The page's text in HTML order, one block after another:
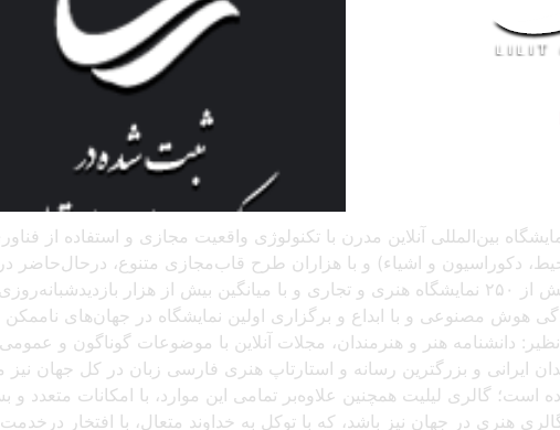
نمایشگاه بین‌المللی آنلاین مدرن با تکنولوژی واقعیت مجازی و
دکوراسیون و اشیاء) و با هزاران طرح قاب‌مجازی متنوع، درحال‌حاضر
در کل جهان می‌باشد، که باتجربهٔ برگزاری بیش از ۲۵۰ نمایشگاه هنری و تجاری و با
هوش مصنوعی و با ابداع و برگزاری اولین نمایشگاه در جهان‌های
دانشنامه هنر و هنرمندان، مجلات آنلاین با موضوعات گوناگون و
ایرانی و بزرگترین رسانه و استارتاپ هنری فارسی زبان در کل جهان
است؛ گالری لیلیت همچنین علاوه‌بر تمامی این موارد، با امکانات متعدد
گالری هنری در جهان نیز باشد، که با توکل به خداوند متعال، با افتخار